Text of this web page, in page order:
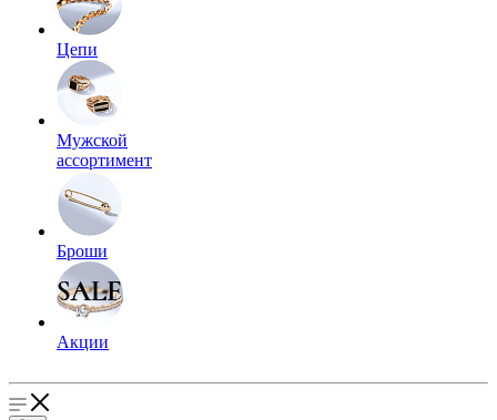
Цепи
Мужской
ассортимент
Броши
Акции